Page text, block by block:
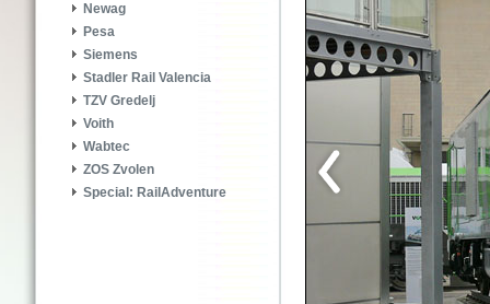
Newag
Pesa
Siemens
Stadler Rail Valencia
TZV Gredelj
Voith
Wabtec
ZOS Zvolen
Special: RailAdventure